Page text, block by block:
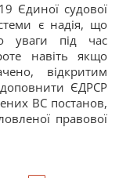
Єдиної судової
є надія, що
уваги під час
навіть якщо
відкритим
ЄДРСР
ВС постанов,
правової